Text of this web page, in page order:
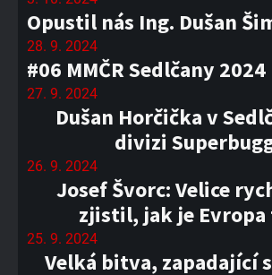
Opustil nás Ing. Dušan
28. 9. 2024
#06 MMČR Sedlčany 2024
27. 9. 2024
Dušan Horčička v
divizi
26. 9. 2024
Josef Švorc: Velice
zjistil, jak je
25. 9. 2024
Velká bitva, zapadající